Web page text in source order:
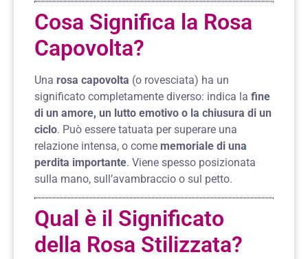
Cosa Significa la Rosa
Capovolta?
Una rosa capovolta (o rovesciata) ha un
significato completamente diverso: indica la fine
di un amore, un lutto emotivo o la chiusura di un
ciclo. Può essere tatuata per superare una
relazione intensa, o come memoriale di una
perdita importante. Viene spesso posizionata
sulla mano, sull’avambraccio o sul petto.
Qual è il Significato
della Rosa Stilizzata?